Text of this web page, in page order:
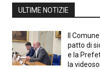
ULTIME NOTIZIE
Il
patto di
e la
la